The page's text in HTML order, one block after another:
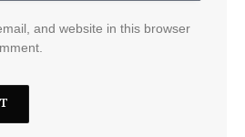
and website in this browser